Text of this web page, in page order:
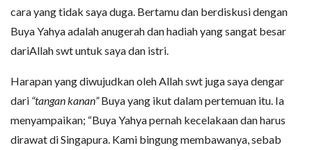
cara yang tidak saya duga. Bertamu dan berdiskusi dengan
Buya Yahya adalah anugerah dan hadiah yang sangat besar
dariAllah swt untuk saya dan istri.
Harapan yang diwujudkan oleh Allah swt juga saya dengar
dari “tangan kanan”Buya yang ikut dalam pertemuan itu. Ia
menyampaikan; “Buya Yahya pernah kecelakaan dan harus
dirawat di Singapura. Kami bingung membawanya, sebab